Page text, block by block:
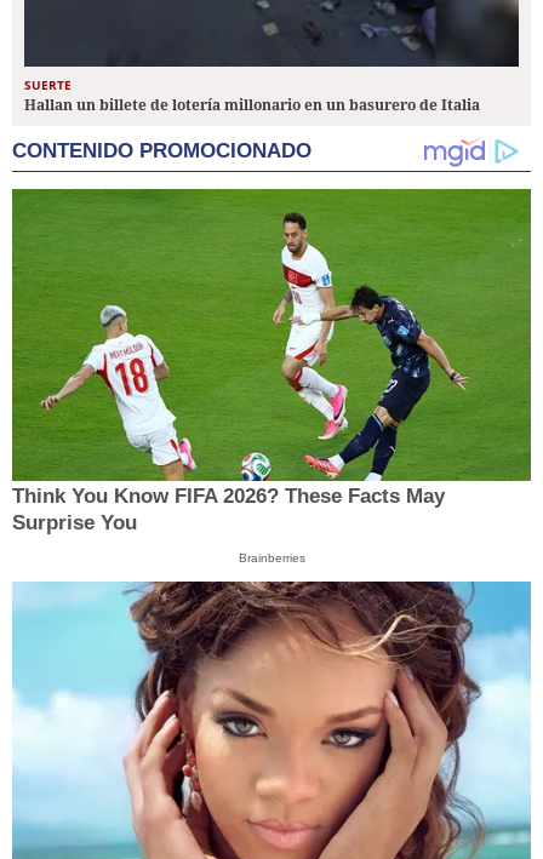
SUERTE
Hallan un billete de lotería millonario en un basurero de Italia
CONTENIDO PROMOCIONADO
Think You Know FIFA 2026? These Facts May
Surprise You
Brainberries